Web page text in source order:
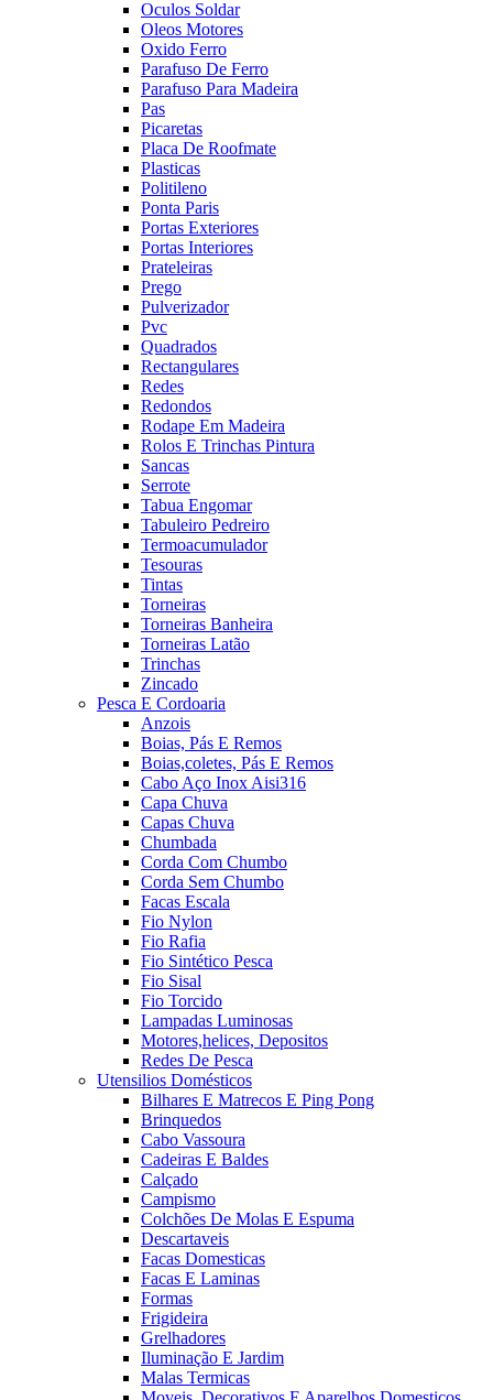
Oculos Soldar
Oleos Motores
Oxido Ferro
Parafuso De Ferro
Parafuso Para Madeira
Pas
Picaretas
Placa De Roofmate
Plasticas
Politileno
Ponta Paris
Portas Exteriores
Portas Interiores
Prateleiras
Prego
Pulverizador
Pvc
Quadrados
Rectangulares
Redes
Redondos
Rodape Em Madeira
Rolos E Trinchas Pintura
Sancas
Serrote
Tabua Engomar
Tabuleiro Pedreiro
Termoacumulador
Tesouras
Tintas
Torneiras
Torneiras Banheira
Torneiras Latão
Trinchas
Zincado
Pesca E Cordoaria
Anzois
Boias, Pás E Remos
Boias,coletes, Pás E Remos
Cabo Aço Inox Aisi316
Capa Chuva
Capas Chuva
Chumbada
Corda Com Chumbo
Corda Sem Chumbo
Facas Escala
Fio Nylon
Fio Rafia
Fio Sintético Pesca
Fio Sisal
Fio Torcido
Lampadas Luminosas
Motores,helices, Depositos
Redes De Pesca
Utensilios Domésticos
Bilhares E Matrecos E Ping Pong
Brinquedos
Cabo Vassoura
Cadeiras E Baldes
Calçado
Campismo
Colchões De Molas E Espuma
Descartaveis
Facas Domesticas
Facas E Laminas
Formas
Frigideira
Grelhadores
Iluminação E Jardim
Malas Termicas